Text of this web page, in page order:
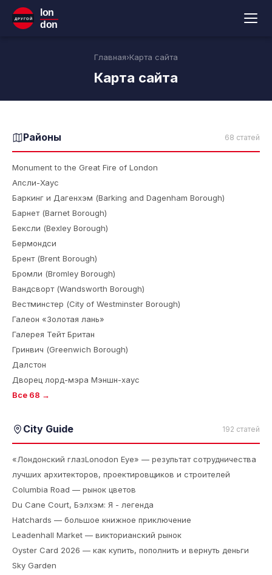
ДРУГОЙ
lon
don
Главная›Карта сайта
Карта сайта
Районы 68 статей
Monument to the Great Fire of London
Апсли-Хаус
Баркинг и Дагенхэм (Barking and Dagenham Borough)
Барнет (Barnet Borough)
Бексли (Bexley Borough)
Бермондси
Брент (Brent Borough)
Бромли (Bromley Borough)
Вандсворт (Wandsworth Borough)
Вестминстер (City of Westminster Borough)
Галеон «Золотая лань»
Галерея Тейт Британ
Гринвич (Greenwich Borough)
Далстон
Дворец лорд-мэра Мэншн-хаус
Все 68 →
City Guide 192 статей
«Лондонский глазLonodon Eye» — результат сотрудничества
лучших архитекторов, проектировщиков и строителей
Columbia Road — рынок цветов
Du Cane Court, Бэлхэм: Я - легенда
Hatchards — большое книжное приключение
Leadenhall Market — викторианский рынок
Oyster Card 2026 — как купить, пополнить и вернуть деньги
Sky Garden